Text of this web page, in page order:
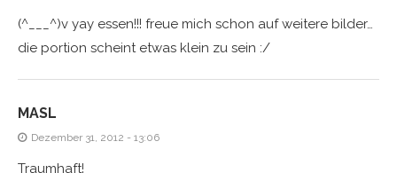
(^___^)v yay essen!!! freue mich schon auf weitere bilder…
die portion scheint etwas klein zu sein :/
MASL
Dezember 31, 2012 - 13:06
Traumhaft!